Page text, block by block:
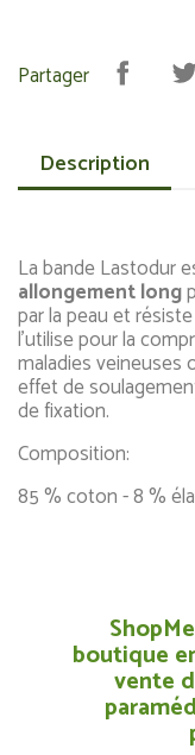
Partager
Description
La bande Lastodur
allongement long
par la peau et
l'utilise pour la
maladies veineuses
effet de
de fixation.
Composition:
85 % coton - 8 %
boutique
vente